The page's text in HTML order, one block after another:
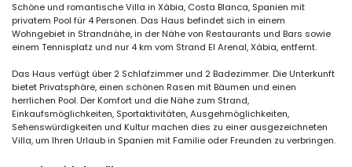
Schöne und romantische Villa in Xàbia, Costa Blanca, Spanien mit
privatem Pool für 4 Personen. Das Haus befindet sich in einem
Wohngebiet in Strandnähe, in der Nähe von Restaurants und Bars sowie
einem Tennisplatz und nur 4 km vom Strand El Arenal, Xàbia, entfernt.
Das Haus verfügt über 2 Schlafzimmer und 2 Badezimmer. Die Unterkunft
bietet Privatsphäre, einen schönen Rasen mit Bäumen und einen
herrlichen Pool. Der Komfort und die Nähe zum Strand,
Einkaufsmöglichkeiten, Sportaktivitäten, Ausgehmöglichkeiten,
Sehenswürdigkeiten und Kultur machen dies zu einer ausgezeichneten
Villa, um Ihren Urlaub in Spanien mit Familie oder Freunden zu verbringen.